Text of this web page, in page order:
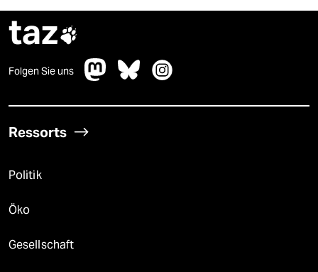
taz
Folgen Sie uns
Ressorts
Politik
Öko
Gesellschaft